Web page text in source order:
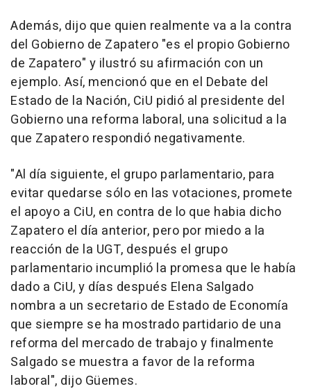
Además, dijo que quien realmente va a la contra
del Gobierno de Zapatero "es el propio Gobierno
de Zapatero" y ilustró su afirmación con un
ejemplo. Así, mencionó que en el Debate del
Estado de la Nación, CiU pidió al presidente del
Gobierno una reforma laboral, una solicitud a la
que Zapatero respondió negativamente.
"Al día siguiente, el grupo parlamentario, para
evitar quedarse sólo en las votaciones, promete
el apoyo a CiU, en contra de lo que habia dicho
Zapatero el día anterior, pero por miedo a la
reacción de la UGT, después el grupo
parlamentario incumplió la promesa que le había
dado a CiU, y días después Elena Salgado
nombra a un secretario de Estado de Economía
que siempre se ha mostrado partidario de una
reforma del mercado de trabajo y finalmente
Salgado se muestra a favor de la reforma
laboral", dijo Güemes.